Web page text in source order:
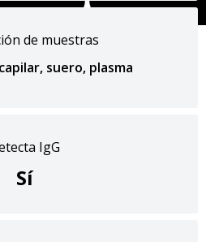
de muestras
suero, plasma
IgG
Sí